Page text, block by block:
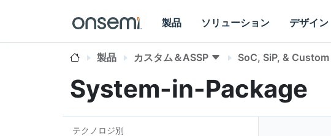
製品 ソリューション デザイン
製品 カスタム＆ASSP SoC, SiP, &
System-in-Package
テクノロジ別